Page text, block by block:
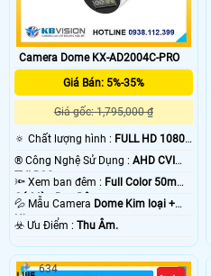
Camera Dome KX-AD2004C-PRO
Giá Bán: 5%-35%
Giá gốc: 1,795,000 ₫
🔅 Chất lượng hình : FULL HD 1080P
.
®️ Công Nghệ Sử Dụng : AHD CVI
TVI BCS.
🔦 Xem ban đêm : Full Color 50m
Có Màu Ban Ðêm.
💦 Mẫu Camera Dome Kim loại +
Nhựa.
️☣️ Ưu Điểm : Thu Âm.
634